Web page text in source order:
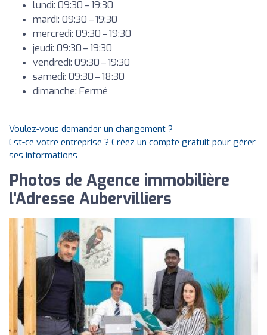
lundi: 09:30 – 19:30
mardi: 09:30 – 19:30
mercredi: 09:30 – 19:30
jeudi: 09:30 – 19:30
vendredi: 09:30 – 19:30
samedi: 09:30 – 18:30
dimanche: Fermé
Voulez-vous demander un changement ?
Est-ce votre entreprise ? Créez un compte gratuit pour gérer
ses informations
Photos de Agence immobilière
l'Adresse Aubervilliers